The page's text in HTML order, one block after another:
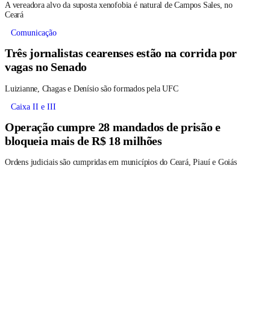
A vereadora alvo da suposta xenofobia é natural de Campos Sales, no
Ceará
Comunicação
Três jornalistas cearenses estão na corrida por
vagas no Senado
Luizianne, Chagas e Denísio são formados pela UFC
Caixa II e III
Operação cumpre 28 mandados de prisão e
bloqueia mais de R$ 18 milhões
Ordens judiciais são cumpridas em municípios do Ceará, Piauí e Goiás